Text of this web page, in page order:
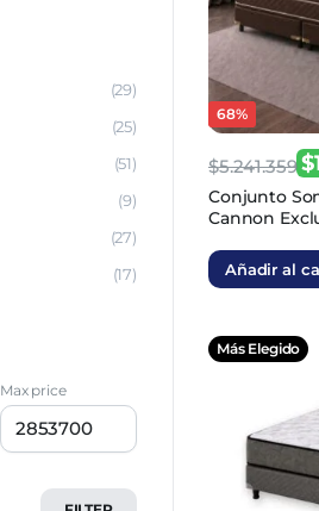
68%
$5.241.359
El
precio
original
era:
$
El
precio
actual
es:
Conjunto
Cannon
Añadir al
Más Elegido
(29)
(25)
(51)
(9)
(27)
(17)
Max price